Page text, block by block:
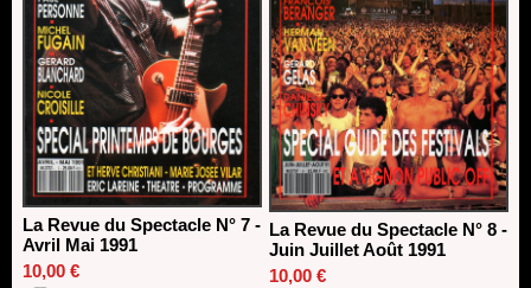
La Revue du Spectacle N° 7 -
Avril Mai 1991
10,00 €
La Revue du Spectacle N° 8 -
Juin Juillet Août 1991
10,00 €